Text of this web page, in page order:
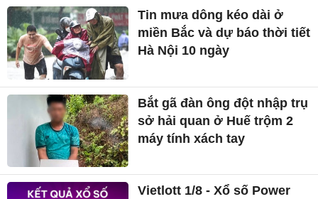
Tin mưa dông kéo dài ở
miền Bắc và dự báo thời tiết
Hà Nội 10 ngày
Bắt gã đàn ông đột nhập trụ
sở hải quan ở Huế trộm 2
máy tính xách tay
Vietlott 1/8 - Xổ số Power